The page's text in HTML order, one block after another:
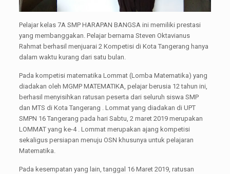
Pelajar kelas 7A SMP HARAPAN BANGSA ini memiliki prestasi
yang membanggakan. Pelajar bernama Steven Oktavianus
Rahmat berhasil menjuarai 2 Kompetisi di Kota Tangerang hanya
dalam waktu kurang dari satu bulan.
Pada kompetisi matematika Lommat (Lomba Matematika) yang
diadakan oleh MGMP MATEMATIKA, pelajar berusia 12 tahun ini,
berhasil menyisihkan ratusan peserta dari seluruh siswa SMP
dan MTS di Kota Tangerang . Lommat yang diadakan di UPT
SMPN 16 Tangerang pada hari Sabtu, 2 maret 2019 merupakan
LOMMAT yang ke-4 . Lommat merupakan ajang kompetisi
sekaligus persiapan menuju OSN khusunya untuk pelajaran
Matematika.
Pada kesempatan yang lain, tanggal 16 Maret 2019, ratusan